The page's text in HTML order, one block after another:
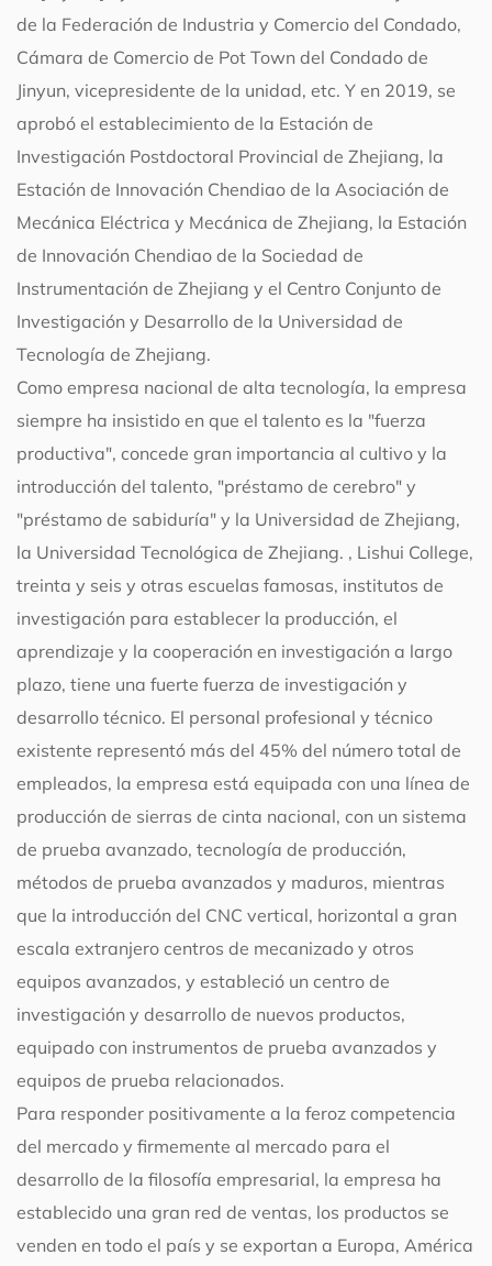
de la Federación de Industria y Comercio del Condado,
Cámara de Comercio de Pot Town del Condado de
Jinyun, vicepresidente de la unidad, etc. Y en 2019, se
aprobó el establecimiento de la Estación de
Investigación Postdoctoral Provincial de Zhejiang, la
Estación de Innovación Chendiao de la Asociación de
Mecánica Eléctrica y Mecánica de Zhejiang, la Estación
de Innovación Chendiao de la Sociedad de
Instrumentación de Zhejiang y el Centro Conjunto de
Investigación y Desarrollo de la Universidad de
Tecnología de Zhejiang.
Como empresa nacional de alta tecnología, la empresa
siempre ha insistido en que el talento es la "fuerza
productiva", concede gran importancia al cultivo y la
introducción del talento, "préstamo de cerebro" y
"préstamo de sabiduría" y la Universidad de Zhejiang,
la Universidad Tecnológica de Zhejiang. , Lishui College,
treinta y seis y otras escuelas famosas, institutos de
investigación para establecer la producción, el
aprendizaje y la cooperación en investigación a largo
plazo, tiene una fuerte fuerza de investigación y
desarrollo técnico. El personal profesional y técnico
existente representó más del 45% del número total de
empleados, la empresa está equipada con una línea de
producción de sierras de cinta nacional, con un sistema
de prueba avanzado, tecnología de producción,
métodos de prueba avanzados y maduros, mientras
que la introducción del CNC vertical, horizontal a gran
escala extranjero centros de mecanizado y otros
equipos avanzados, y estableció un centro de
investigación y desarrollo de nuevos productos,
equipado con instrumentos de prueba avanzados y
equipos de prueba relacionados.
Para responder positivamente a la feroz competencia
del mercado y firmemente al mercado para el
desarrollo de la filosofía empresarial, la empresa ha
establecido una gran red de ventas, los productos se
venden en todo el país y se exportan a Europa, América